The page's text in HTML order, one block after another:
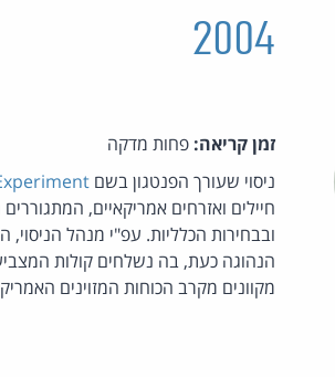
2004
זמן קריאה: פחות מדקה
ניסוי שעורך הפנטגון בשם SERVE -
חיילים ואזרחים אמריקאיים,
ובבחירות הכלליות. עפ"י מנהל
הנהוגה כעת, בה נשלחים קולות
מקוונים מקרב הכוחות המזוינים